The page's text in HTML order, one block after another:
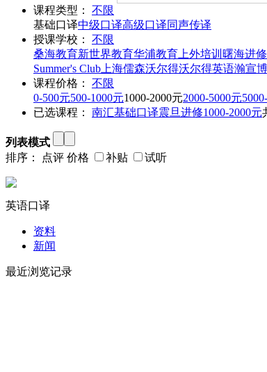
课程类型：
不限
基础口译中级口译高级口译同声传译
授课学校：
不限
桑海教育新世界教育华浦教育 上外培训 曙海进修
Summer's Club 上海儒森沃尔得沃尔得英语瀚宣
课程价格：
不限
0-500元500-1000元1000-2000元2000-5000元
已选课程：
南汇基础口译震旦进修1000-2000元
列表模式
排序：
点评 价格 补贴 试听
英语口译
资料
新闻
最近浏览记录